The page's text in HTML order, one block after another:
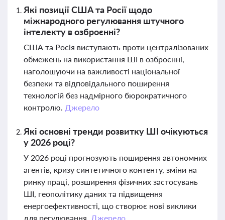
Які позиції США та Росії щодо
міжнародного регулювання штучного
інтелекту в озброєнні?
США та Росія виступають проти централізованих
обмежень на використання ШІ в озброєнні,
наголошуючи на важливості національної
безпеки та відповідального поширення
технологій без надмірного бюрократичного
контролю. Джерело
Які основні тренди розвитку ШІ очікуються
у 2026 році?
У 2026 році прогнозують поширення автономних
агентів, кризу синтетичного контенту, зміни на
ринку праці, розширення фізичних застосувань
ШІ, геополітику даних та підвищення
енергоефективності, що створює нові виклики
для регулювання. Джерело